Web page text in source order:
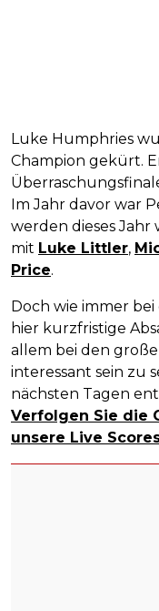
Luke Humphries
Champion gekürt.
Im Jahr davor war
werden dieses Jahr
mit Luke Littler,
Price.
Doch wie immer
hier kurzfristige
allem bei den
interessant sein zu
nächsten Tagen
Verfolgen Sie die
unsere Live